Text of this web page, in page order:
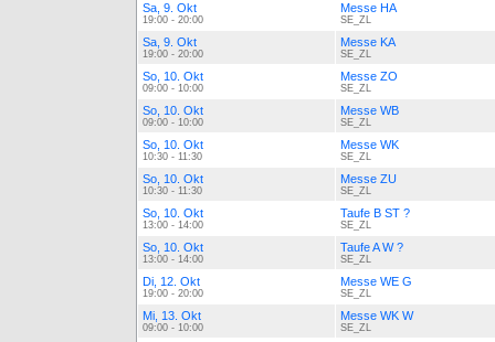
Sa, 9. Okt
19:00 - 20:00
Messe HA
SE_ZL
Sa, 9. Okt
19:00 - 20:00
Messe KA
SE_ZL
So, 10. Okt
09:00 - 10:00
Messe ZO
SE_ZL
So, 10. Okt
09:00 - 10:00
Messe WB
SE_ZL
So, 10. Okt
10:30 - 11:30
Messe WK
SE_ZL
So, 10. Okt
10:30 - 11:30
Messe ZU
SE_ZL
So, 10. Okt
13:00 - 14:00
Taufe B ST ?
SE_ZL
So, 10. Okt
13:00 - 14:00
Taufe A W ?
SE_ZL
Di, 12. Okt
19:00 - 20:00
Messe WE G
SE_ZL
Mi, 13. Okt
09:00 - 10:00
Messe WK W
SE_ZL